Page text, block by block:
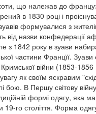
що належав до
в 1830 році і
формувалися з
від назви конфедерації
з 1842 року в зуави
частини Францїї.
війни (1853-1856
як своїм яскравим
бою. В Першу світову
формі одягу, яка
го століття. Форма